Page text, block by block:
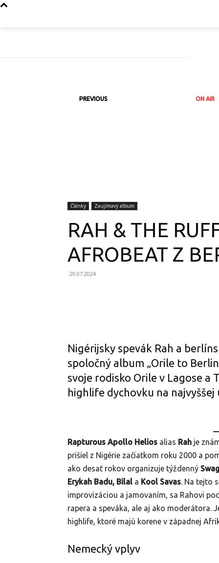
PREVIOUS ON AIR
Články Zaujímavý album
RAH & THE
AFROBEAT Z
29.07.2024
Nigérijsky spevák Rah a
spoločný album „Orile to
svoje rodisko Orile v Lagose
highlife dychovku na najvyššej
Rapturous Apollo Helios alias Rah je
prišiel z Nigérie začiatkom roku 2000 a
ako desať rokov organizuje týždenný
Erykah Badu, Bilal a Kool Savas. Na tejto
improvizáciou a jamovaním, sa Rahovi
rapera a speváka, ale aj ako moderátora.
highlife, ktoré majú korene v západnej
Nemecký vplyv